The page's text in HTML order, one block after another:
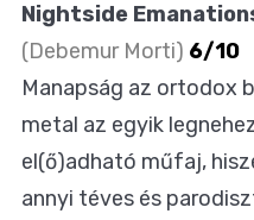
Nightside
(Debemur Morti) 6/10
Manapság az ortodox
metal az egyik
el(ő)adható műfaj,
annyi téves és